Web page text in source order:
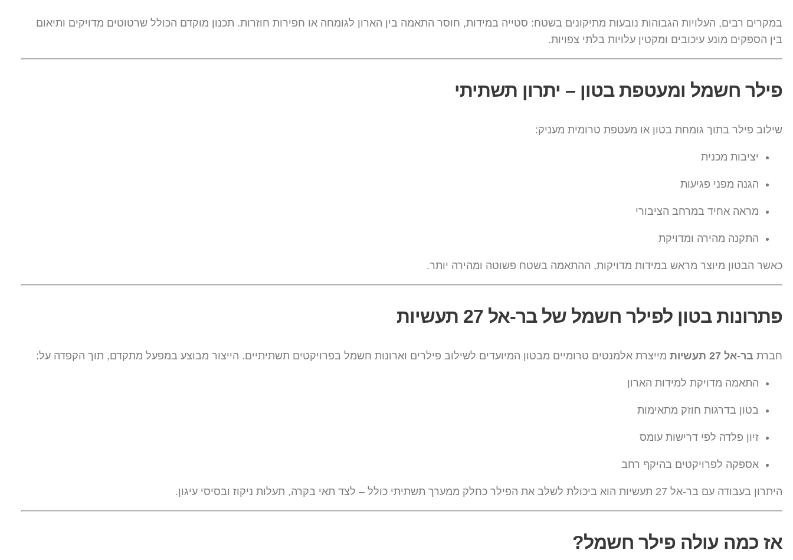
במקרים רבים, העלויות הגבוהות נובעות מתיקונים בשטח: סטייה במידות, חוסר התאמה בין הארון לגומחה או חפירות חוזרות. תכנון מוקדם הכולל שרטוטים מדויקים ותיאום
בין הספקים מונע עיכובים ומקטין עלויות בלתי צפויות.
פילר חשמל ומעטפת בטון – יתרון תשתיתי
שילוב פילר בתוך גומחת בטון או מעטפת טרומית מעניק:
יציבות מכנית
הגנה מפני פגיעות
מראה אחיד במרחב הציבורי
התקנה מהירה ומדויקת
כאשר הבטון מיוצר מראש במידות מדויקות, ההתאמה בשטח פשוטה ומהירה יותר.
פתרונות בטון לפילר חשמל של בר-אל 27 תעשיות
חברת בר-אל 27 תעשיות מייצרת אלמנטים טרומיים מבטון המיועדים לשילוב פילרים וארונות חשמל בפרויקטים תשתיתיים. הייצור מבוצע במפעל מתקדם, תוך הקפדה על:
התאמה מדויקת למידות הארון
בטון בדרגות חוזק מתאימות
זיון פלדה לפי דרישות עומס
אספקה לפרויקטים בהיקף רחב
היתרון בעבודה עם בר-אל 27 תעשיות הוא ביכולת לשלב את הפילר כחלק ממערך תשתיתי כולל – לצד תאי בקרה, תעלות ניקוז ובסיסי עיגון.
אז כמה עולה פילר חשמל?